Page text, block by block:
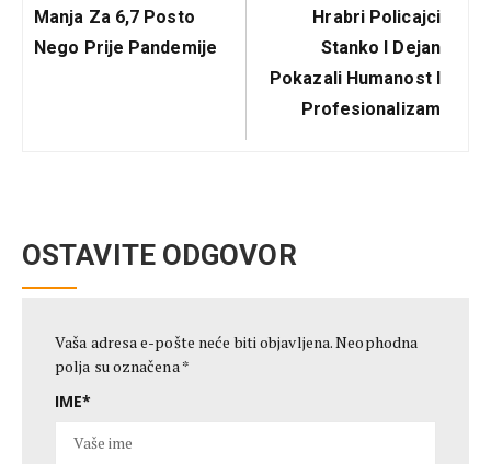
Post:
Manja Za 6,7 Posto
Nego Prije Pandemije
Post:
Hrabri Policajci
Stanko I Dejan
Pokazali Humanost I
Profesionalizam
OSTAVITE ODGOVOR
Vaša adresa e-pošte neće biti objavljena.Neophodna
polja su označena *
IME*